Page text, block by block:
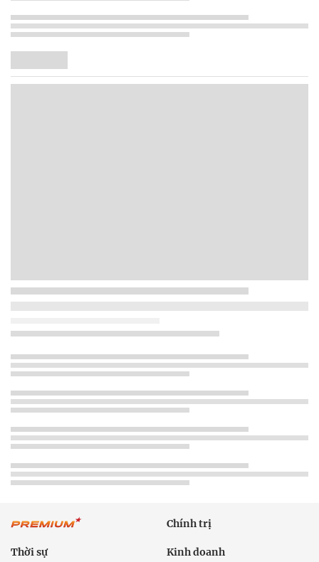
Chính trị
Thời sự Kinh doanh